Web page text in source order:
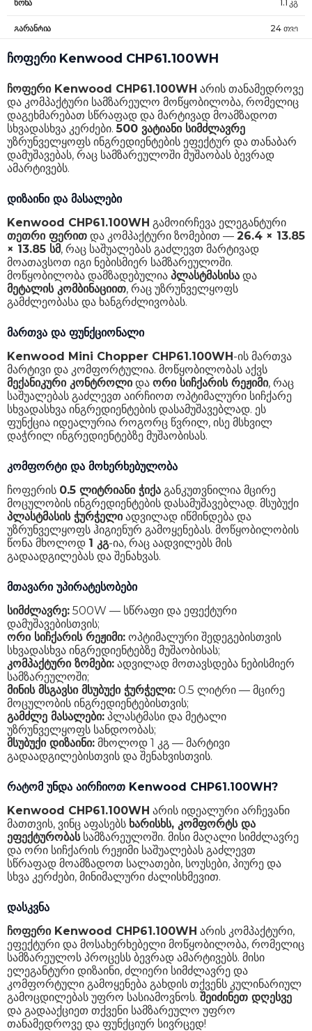
წონა 1.1 კგ
გარანტია 24 თვე
ჩოფერი Kenwood CHP61.100WH
ჩოფერი Kenwood CHP61.100WH არის თანამედროვე
და კომპაქტური სამზარეულო მოწყობილობა, რომელიც
დაგეხმარებათ სწრაფად და მარტივად მოამზადოთ
სხვადასხვა კერძები.500 ვატიანი სიმძლავრე
უზრუნველყოფს ინგრედიენტების ეფექტურ და თანაბარ
დამუშავებას, რაც სამზარეულოში მუშაობას ბევრად
ამარტივებს.
დიზაინი და მასალები
Kenwood CHP61.100WH გამოირჩევა ელეგანტური
თეთრი ფერით და კომპაქტური ზომებით — 26.4 × 13.85
× 13.85 სმ, რაც საშუალებას გაძლევთ მარტივად
მოათავსოთ იგი ნებისმიერ სამზარეულოში.
მოწყობილობა დამზადებულია პლასტმასისა და
მეტალის კომბინაციით, რაც უზრუნველყოფს
გამძლეობასა და ხანგრძლივობას.
მართვა და ფუნქციონალი
Kenwood Mini Chopper CHP61.100WH-ის მართვა
მარტივი და კომფორტულია. მოწყობილობას აქვს
მექანიკური კონტროლიდა ორი სიჩქარის რეჟიმი, რაც
საშუალებას გაძლევთ აირჩიოთ ოპტიმალური სიჩქარე
სხვადასხვა ინგრედიენტების დასამუშავებლად. ეს
ფუნქცია იდეალურია როგორც წვრილ, ისე მსხვილ
დაჭრილ ინგრედიენტებზე მუშაობისას.
კომფორტი და მოხერხებულობა
ჩოფერის 0.5 ლიტრიანი ჭიქა განკუთვნილია მცირე
მოცულობის ინგრედიენტების დასამუშავებლად. მსუბუქი
პლასტმასის ჭურჭელიადვილად იწმინდება და
უზრუნველყოფს ჰიგიენურ გამოყენებას. მოწყობილობის
წონა მხოლოდ 1 კგ-ია, რაც აადვილებს მის
გადაადგილებას და შენახვას.
მთავარი უპირატესობები
სიმძლავრე: 500W — სწრაფი და ეფექტური
დამუშავებისთვის;
ორი სიჩქარის რეჟიმი: ოპტიმალური შედეგებისთვის
სხვადასხვა ინგრედიენტებზე მუშაობისას;
კომპაქტური ზომები: ადვილად მოთავსდება ნებისმიერ
სამზარეულოში;
მინის მსგავსი მსუბუქი ჭურჭელი: 0.5 ლიტრი — მცირე
მოცულობის ინგრედიენტებისთვის;
გამძლე მასალები: პლასტმასი და მეტალი
უზრუნველყოფს სანდოობას;
მსუბუქი დიზაინი: მხოლოდ 1 კგ — მარტივი
გადაადგილებისთვის და შენახვისთვის.
რატომ უნდა აირჩიოთ Kenwood CHP61.100WH?
Kenwood CHP61.100WH არის იდეალური არჩევანი
მათთვის, ვინც აფასებს ხარისხს, კომფორტს და
ეფექტურობასსამზარეულოში. მისი მაღალი სიმძლავრე
და ორი სიჩქარის რეჟიმი საშუალებას გაძლევთ
სწრაფად მოამზადოთ სალათები, სოუსები, პიურე და
სხვა კერძები, მინიმალური ძალისხმევით.
დასკვნა
ჩოფერი Kenwood CHP61.100WH არის კომპაქტური,
ეფექტური და მოსახერხებელი მოწყობილობა, რომელიც
სამზარეულოს პროცესს ბევრად ამარტივებს. მისი
ელეგანტური დიზაინი, ძლიერი სიმძლავრე და
კომფორტული გამოყენება გახდის თქვენს კულინარიულ
გამოცდილებას უფრო სასიამოვნოს. შეიძინეთ დღესვე
და გადააქციეთ თქვენი სამზარეულო უფრო
თანამედროვე და ფუნქციურ სივრცედ!